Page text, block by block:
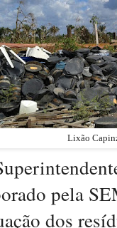
Lixão
pela
dos